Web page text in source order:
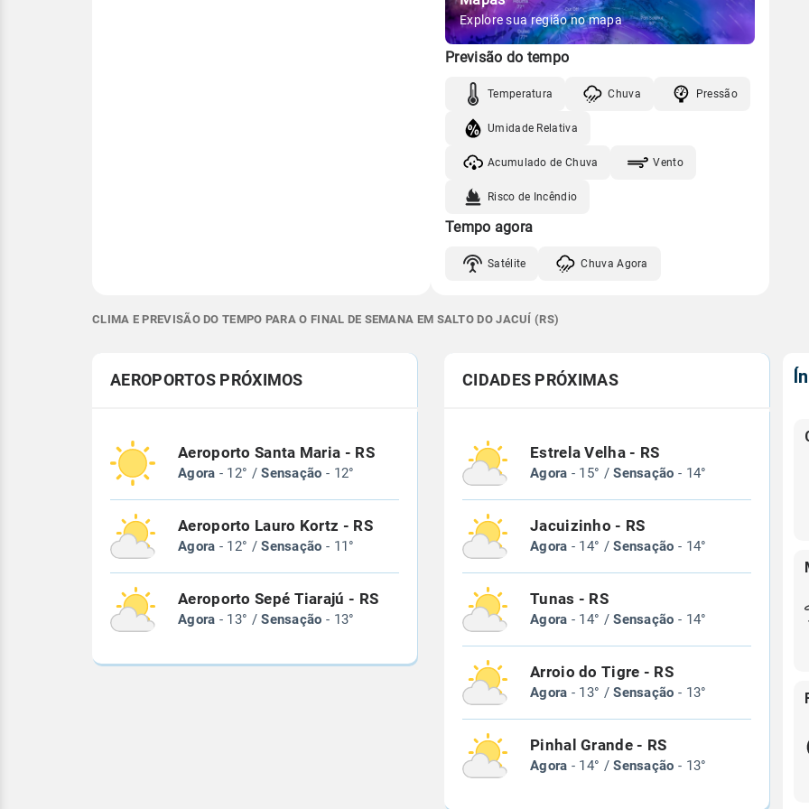
Explore sua região no mapa
Previsão do tempo
Temperatura Chuva Pressão
Umidade Relativa
Acumulado de Chuva Vento
Risco de Incêndio
Tempo agora
Satélite Chuva Agora
CLIMA E PREVISÃO DO TEMPO PARA O FINAL DE SEMANA EM SALTO DO JACUÍ (RS)
AEROPORTOS PRÓXIMOS
Aeroporto Santa Maria - RS
Agora - 12° /Sensação - 12°
Aeroporto Lauro Kortz - RS
Agora - 12° /Sensação - 11°
Aeroporto Sepé Tiarajú - RS
Agora - 13° /Sensação - 13°
CIDADES PRÓXIMAS
Estrela Velha - RS
Agora - 15° /Sensação - 14°
Jacuizinho - RS
Agora - 14° /Sensação - 14°
Tunas - RS
Agora - 14° /Sensação - 14°
Arroio do Tigre - RS
Agora - 13° /Sensação - 13°
Pinhal Grande - RS
Agora - 14° /Sensação - 13°